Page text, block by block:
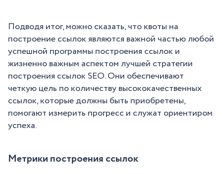
Подводя итог, можно сказать, что квоты на
построение ссылок являются важной частью любой
успешной программы построения ссылок и
жизненно важным аспектом лучшей стратегии
построения ссылок SEO. Они обеспечивают
четкую цель по количеству высококачественных
ссылок, которые должны быть приобретены,
помогают измерить прогресс и служат ориентиром
успеха.
Метрики построения ссылок